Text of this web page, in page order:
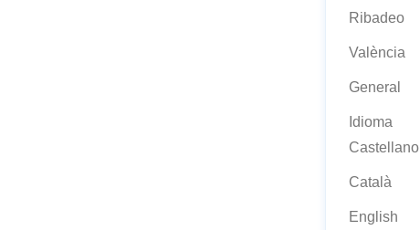
Ribadeo
València
General
Idioma
Castellano
Català
English